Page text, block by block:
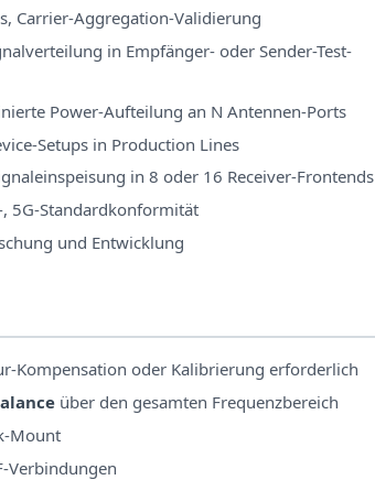
Carrier-Aggregation-Validierung
in Empfänger- oder Sender-Test-
Power-Aufteilung an N Antennen-Ports
Setups in Production Lines
in 8 oder 16 Receiver-Frontends
5G-Standardkonformität
und Entwicklung
Kompensation oder Kalibrierung erforderlich
über den gesamten Frequenzbereich
Mount
Verbindungen